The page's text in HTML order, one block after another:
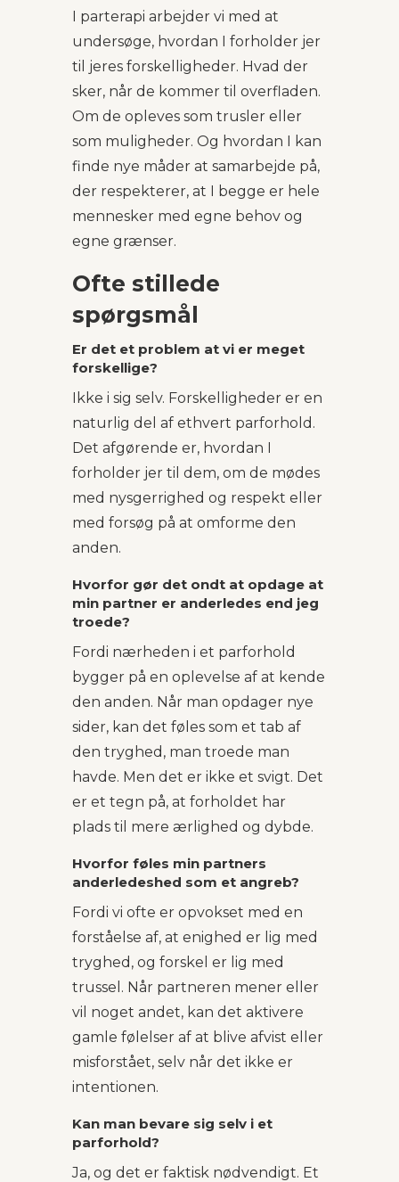
I parterapi arbejder vi med at
undersøge, hvordan I forholder jer
til jeres forskelligheder. Hvad der
sker, når de kommer til overfladen.
Om de opleves som trusler eller
som muligheder. Og hvordan I kan
finde nye måder at samarbejde på,
der respekterer, at I begge er hele
mennesker med egne behov og
egne grænser.
Ofte stillede
spørgsmål
Er det et problem at vi er meget
forskellige?
Ikke i sig selv. Forskelligheder er en
naturlig del af ethvert parforhold.
Det afgørende er, hvordan I
forholder jer til dem, om de mødes
med nysgerrighed og respekt eller
med forsøg på at omforme den
anden.
Hvorfor gør det ondt at opdage at
min partner er anderledes end jeg
troede?
Fordi nærheden i et parforhold
bygger på en oplevelse af at kende
den anden. Når man opdager nye
sider, kan det føles som et tab af
den tryghed, man troede man
havde. Men det er ikke et svigt. Det
er et tegn på, at forholdet har
plads til mere ærlighed og dybde.
Hvorfor føles min partners
anderledeshed som et angreb?
Fordi vi ofte er opvokset med en
forståelse af, at enighed er lig med
tryghed, og forskel er lig med
trussel. Når partneren mener eller
vil noget andet, kan det aktivere
gamle følelser af at blive afvist eller
misforstået, selv når det ikke er
intentionen.
Kan man bevare sig selv i et
parforhold?
Ja, og det er faktisk nødvendigt. Et